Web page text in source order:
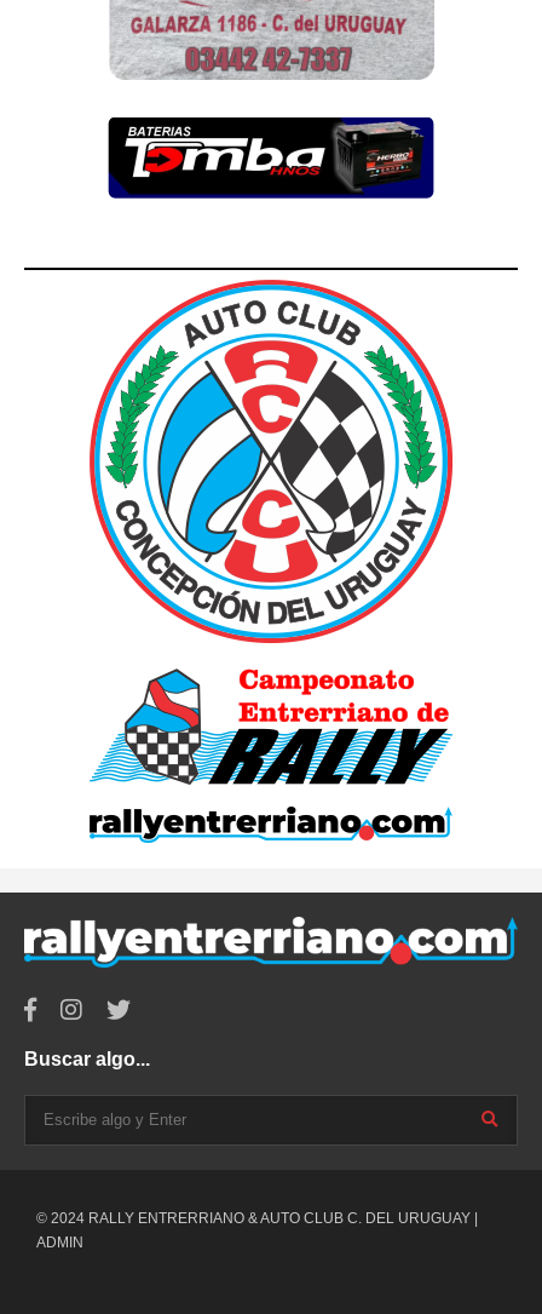
Buscar algo...
© 2024 RALLY ENTRERRIANO & AUTO CLUB C. DEL URUGUAY |
ADMIN